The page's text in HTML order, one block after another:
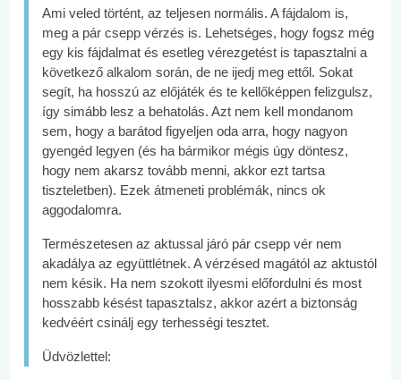
Ami veled történt, az teljesen normális. A fájdalom is,
meg a pár csepp vérzés is. Lehetséges, hogy fogsz még
egy kis fájdalmat és esetleg vérezgetést is tapasztalni a
következő alkalom során, de ne ijedj meg ettől. Sokat
segít, ha hosszú az előjáték és te kellőképpen felizgulsz,
így simább lesz a behatolás. Azt nem kell mondanom
sem, hogy a barátod figyeljen oda arra, hogy nagyon
gyengéd legyen (és ha bármikor mégis úgy döntesz,
hogy nem akarsz tovább menni, akkor ezt tartsa
tiszteletben). Ezek átmeneti problémák, nincs ok
aggodalomra.
Természetesen az aktussal járó pár csepp vér nem
akadálya az együttlétnek. A vérzésed magától az aktustól
nem késik. Ha nem szokott ilyesmi előfordulni és most
hosszabb késést tapasztalsz, akkor azért a biztonság
kedvéért csinálj egy terhességi tesztet.
Üdvözlettel: